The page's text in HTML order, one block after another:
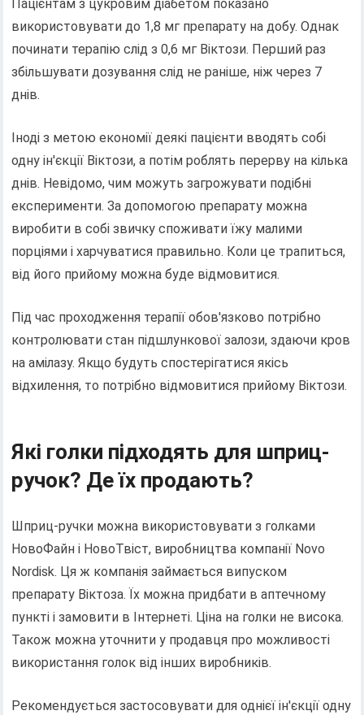
Пацієнтам з цукровим діабетом показано
використовувати до 1,8 мг препарату на добу. Однак
починати терапію слід з 0,6 мг Віктози. Перший раз
збільшувати дозування слід не раніше, ніж через 7
днів.
Іноді з метою економії деякі пацієнти вводять собі
одну ін'єкції Віктози, а потім роблять перерву на кілька
днів. Невідомо, чим можуть загрожувати подібні
експерименти. За допомогою препарату можна
виробити в собі звичку споживати їжу малими
порціями і харчуватися правильно. Коли це трапиться,
від його прийому можна буде відмовитися.
Під час проходження терапії обов'язково потрібно
контролювати стан підшлункової залози, здаючи кров
на амілазу. Якщо будуть спостерігатися якісь
відхилення, то потрібно відмовитися прийому Віктози.
Які голки підходять для шприц-
ручок? Де їх продають?
Шприц-ручки можна використовувати з голками
НовоФайн і НовоТвіст, виробництва компанії Novo
Nordisk. Ця ж компанія займається випуском
препарату Віктоза. Їх можна придбати в аптечному
пункті і замовити в Інтернеті. Ціна на голки не висока.
Також можна уточнити у продавця про можливості
використання голок від інших виробників.
Рекомендується застосовувати для однієї ін'єкції одну